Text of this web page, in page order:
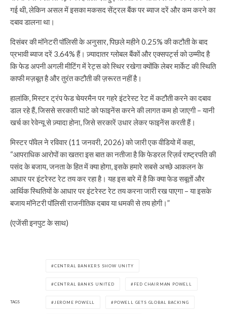
गई थी, लेकिन असल में इसका मकसद सेंट्रल बैंक पर ब्याज दरें और कम करने का
दबाव डालना था।
दिसंबर की मॉनेटरी पॉलिसी के अनुसार, पिछले महीने 0.25% की कटौती के बाद
प्रभावी ब्याज दरें 3.64% हैं। ज़्यादातर ग्लोबल बैंकों और एक्सपर्ट्स को उम्मीद है
कि फेड अपनी अगली मीटिंग में रेट्स को स्थिर रखेगा क्योंकि लेबर मार्केट की स्थिति
काफी मज़बूत है और तुरंत कटौती की ज़रूरत नहीं है।
हालांकि, मिस्टर ट्रंप फेड चेयरमैन पर गहरे इंटरेस्ट रेट में कटौती करने का दबाव
डाल रहे हैं, जिससे सरकारी घाटे को फाइनेंस करने की लागत कम हो जाएगी – यानी
खर्च का रेवेन्यू से ज़्यादा होना, जिसे सरकारें उधार लेकर फाइनेंस करती हैं।
मिस्टर पॉवेल ने रविवार (11 जनवरी, 2026) को जारी एक वीडियो में कहा,
“आपराधिक आरोपों का खतरा इस बात का नतीजा है कि फेडरल रिज़र्व राष्ट्रपति की
पसंद के बजाय, जनता के हित में क्या होगा, इसके हमारे सबसे अच्छे आकलन के
आधार पर इंटरेस्ट रेट तय कर रहा है। यह इस बारे में है कि क्या फेड सबूतों और
आर्थिक स्थितियों के आधार पर इंटरेस्ट रेट तय करना जारी रख पाएगा – या इसके
बजाय मॉनेटरी पॉलिसी राजनीतिक दबाव या धमकी से तय होगी।”
(एजेंसी इनपुट के साथ)
TAGS
CENTRAL BANKERS SHOW UNITY
CENTRAL BANKS UNITED FED CHAIRMAN POWELL
JEROME POWELL POWELL GETS GLOBAL BACKING